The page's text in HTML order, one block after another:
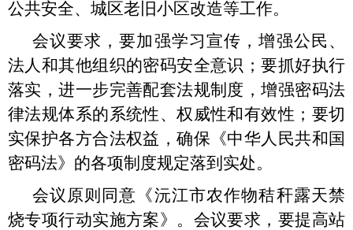
公共安全、城区老旧小区改造等工作。
会议要求，要加强学习宣传，增强公民、
法人和其他组织的密码安全意识；要抓好执行
落实，进一步完善配套法规制度，增强密码法
律法规体系的系统性、权威性和有效性；要切
实保护各方合法权益，确保《中华人民共和国
密码法》的各项制度规定落到实处。
会议原则同意《沅江市农作物秸秆露天禁
烧专项行动实施方案》。会议要求，要提高站